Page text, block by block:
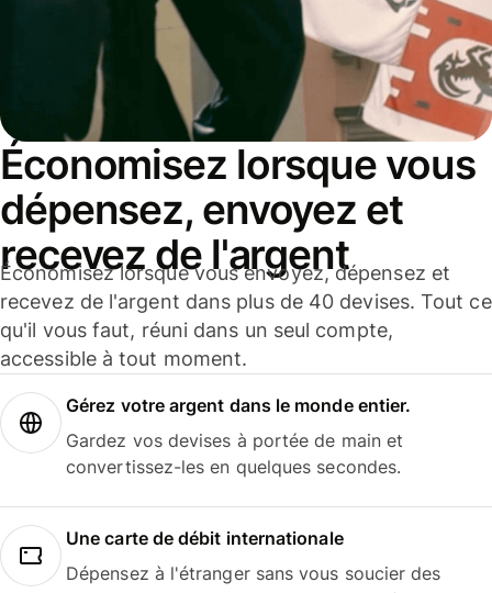
Économisez lorsque vous
dépensez, envoyez et
recevez de l'argent
Économisez lorsque vous envoyez, dépensez et
recevez de l'argent dans plus de 40 devises. Tout ce
qu'il vous faut, réuni dans un seul compte,
accessible à tout moment.
Gérez votre argent dans le monde entier.
Gardez vos devises à portée de main et
convertissez-les en quelques secondes.
Une carte de débit internationale
Dépensez à l'étranger sans vous soucier des